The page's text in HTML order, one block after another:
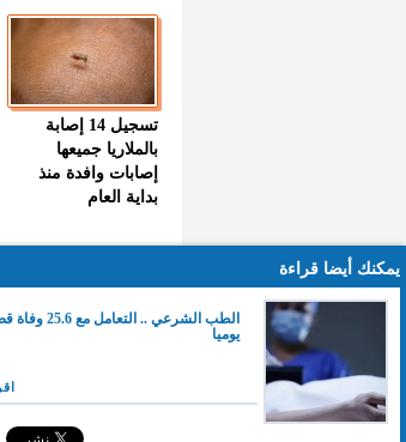
تسجيل 14 إصابة
بالملاريا جميعها
إصابات وافدة منذ
بداية العام
يمكنك أيضا قراءة
الطب الشرعي .. التعامل
يوميا